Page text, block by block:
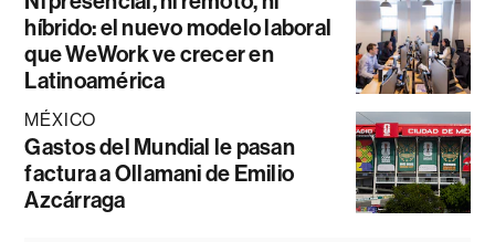
híbrido: el nuevo modelo laboral
que WeWork ve crecer en
Latinoamérica
MÉXICO
Gastos del Mundial le pasan
factura a Ollamani de Emilio
Azcárraga